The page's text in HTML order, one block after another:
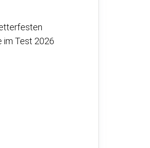
im Test 2026